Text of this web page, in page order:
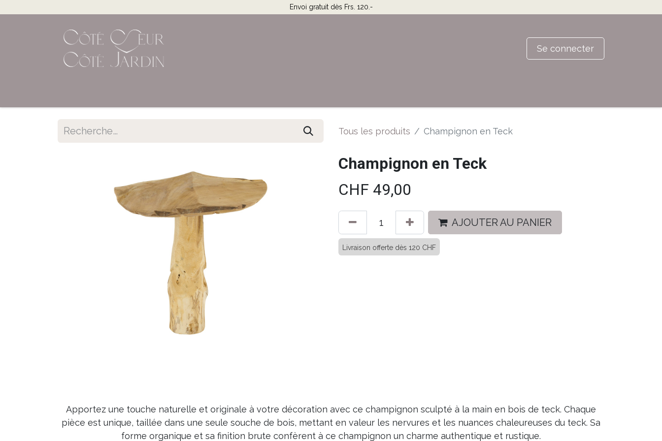
Envoi gratuit dès Frs. 120.-
Se connecter
Tous les produits Champignon en Teck
Champignon en Teck
CHF 49,00
AJOUTER AU PANIER
Livraison offerte dès 120 CHF
Apportez une touche naturelle et originale à votre décoration avec ce champignon sculpté à la main en bois de teck. Chaque
pièce est unique, taillée dans une seule souche de bois, mettant en valeur les nervures et les nuances chaleureuses du teck. Sa
forme organique et sa finition brute confèrent à ce champignon un charme authentique et rustique.